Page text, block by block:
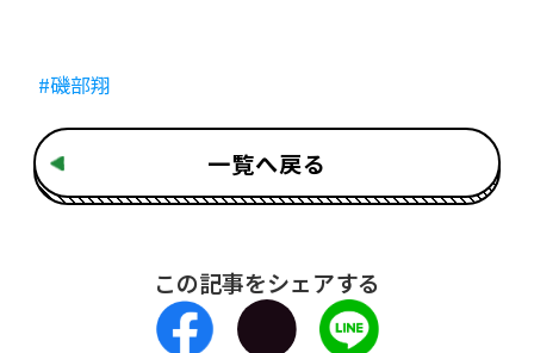
#磯部翔
一覧へ戻る
この記事をシェアする